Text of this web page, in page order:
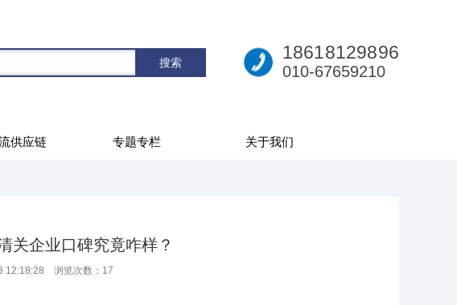
18618129896
010-67659210
供应链 专题专栏 关于我们
关企业口碑究竟咋样？
12:18:28 浏览次数： 17